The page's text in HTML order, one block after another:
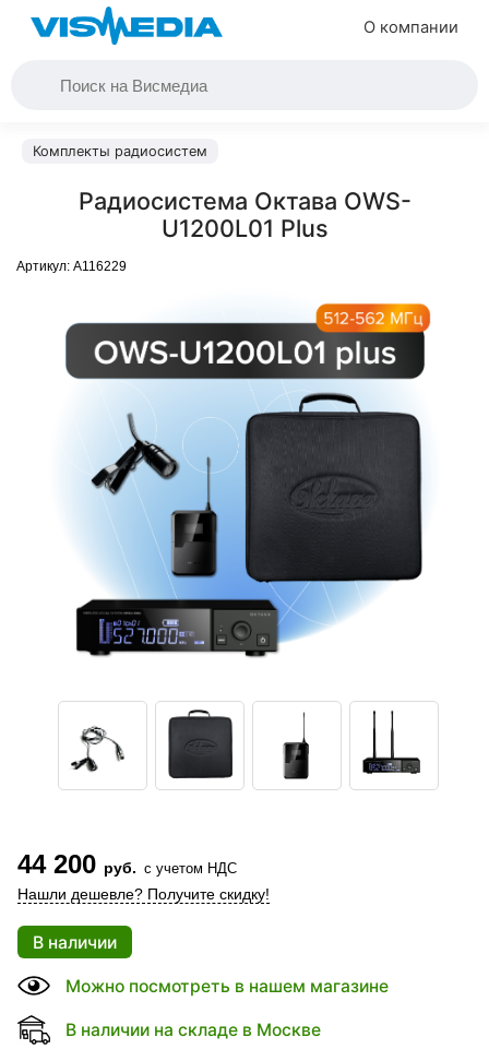
О компании
Комплекты радиосистем
Радиосистема Октава OWS-
U1200L01 Plus
Артикул: A116229
44 200 руб. с учетом НДС
Нашли дешевле? Получите скидку!
В наличии
Можно посмотреть в нашем магазине
В наличии на складе в Москве